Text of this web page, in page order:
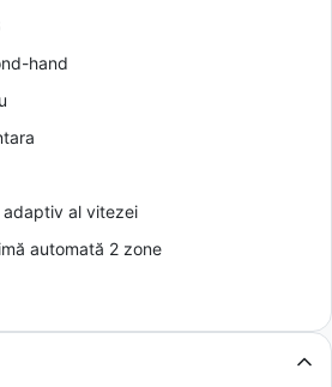
hand
adaptiv al vitezei
automată 2 zone